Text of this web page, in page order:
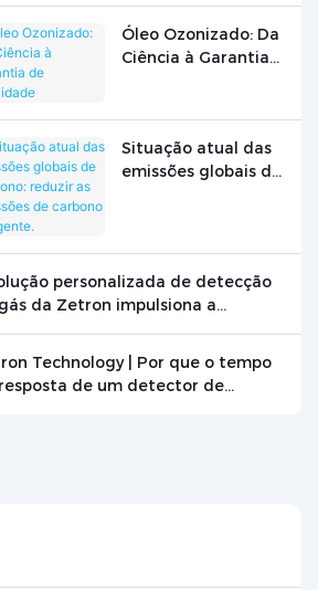
Óleo Ozonizado: Da
Ciência à Garantia
Situação atual das
emissões globais de
personalizada de detecção
da Zetron impulsiona a
Technology | Por que o tempo
de um detector de